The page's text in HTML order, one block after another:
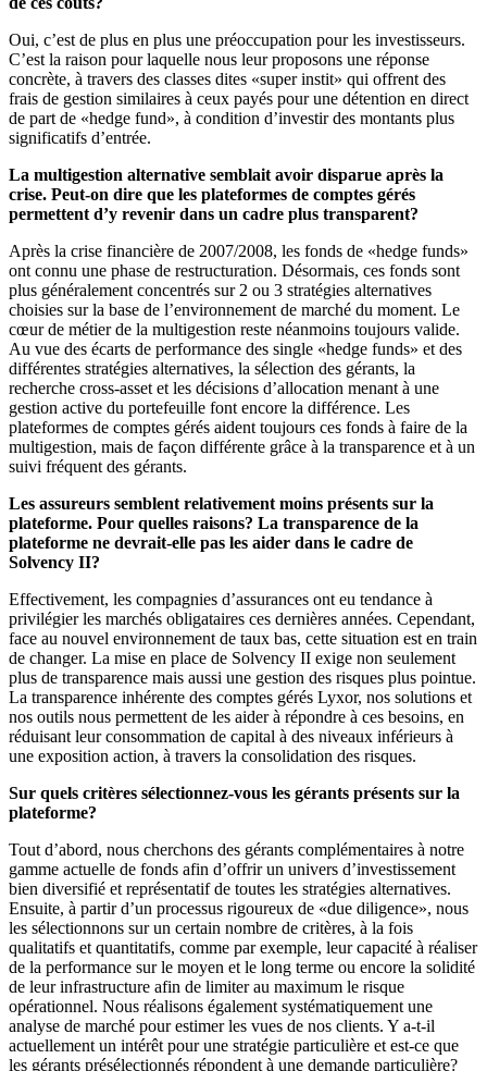
Oui, c’est de plus en plus une préoccupation pour les investisseurs.
C’est la raison pour laquelle nous leur proposons une réponse
concrète, à travers des classes dites «super instit» qui offrent des
frais de gestion similaires à ceux payés pour une détention en direct
de part de «hedge fund», à condition d’investir des montants plus
significatifs d’entrée.
La multigestion alternative semblait avoir disparue après la
crise. Peut-on dire que les plateformes de comptes gérés
permettent d’y revenir dans un cadre plus transparent?
Après la crise financière de 2007/2008, les fonds de «hedge funds»
ont connu une phase de restructuration. Désormais, ces fonds sont
plus généralement concentrés sur 2 ou 3 stratégies alternatives
choisies sur la base de l’environnement de marché du moment. Le
cœur de métier de la multigestion reste néanmoins toujours valide.
Au vue des écarts de performance des single «hedge funds» et des
différentes stratégies alternatives, la sélection des gérants, la
recherche cross-asset et les décisions d’allocation menant à une
gestion active du portefeuille font encore la différence. Les
plateformes de comptes gérés aident toujours ces fonds à faire de la
multigestion, mais de façon différente grâce à la transparence et à un
suivi fréquent des gérants.
Les assureurs semblent relativement moins présents sur la
plateforme. Pour quelles raisons? La transparence de la
plateforme ne devrait-elle pas les aider dans le cadre de
Solvency II?
Effectivement, les compagnies d’assurances ont eu tendance à
privilégier les marchés obligataires ces dernières années. Cependant,
face au nouvel environnement de taux bas, cette situation est en train
de changer. La mise en place de Solvency II exige non seulement
plus de transparence mais aussi une gestion des risques plus pointue.
La transparence inhérente des comptes gérés Lyxor, nos solutions et
nos outils nous permettent de les aider à répondre à ces besoins, en
réduisant leur consommation de capital à des niveaux inférieurs à
une exposition action, à travers la consolidation des risques.
Sur quels critères sélectionnez-vous les gérants présents sur la
plateforme?
Tout d’abord, nous cherchons des gérants complémentaires à notre
gamme actuelle de fonds afin d’offrir un univers d’investissement
bien diversifié et représentatif de toutes les stratégies alternatives.
Ensuite, à partir d’un processus rigoureux de «due diligence», nous
les sélectionnons sur un certain nombre de critères, à la fois
qualitatifs et quantitatifs, comme par exemple, leur capacité à réaliser
de la performance sur le moyen et le long terme ou encore la solidité
de leur infrastructure afin de limiter au maximum le risque
opérationnel. Nous réalisons également systématiquement une
analyse de marché pour estimer les vues de nos clients. Y a-t-il
actuellement un intérêt pour une stratégie particulière et est-ce que
les gérants présélectionnés répondent à une demande particulière?